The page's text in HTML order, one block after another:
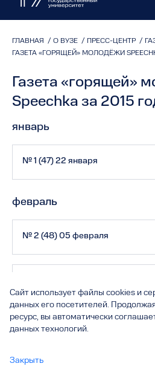
ГЛАВНАЯ / О ВУЗЕ / ПРЕСС-ЦЕНТР /
ГАЗЕТА «ГОРЯЩЕЙ» МОЛОДЁЖИ
Газета «горящей»
Speechka за 2015
январь
№ 1 (47) 22 января
февраль
№ 2 (48) 05 февраля
март
Сайт использует файлы cookies и
данных его посетителей.
ресурс, вы автоматически
данных технологий.
Закрыть